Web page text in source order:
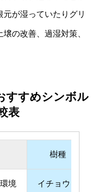
が湿っていたりグリ
の改善、過湿対策、
すすめシンボル
表
樹種
境 イチョウ